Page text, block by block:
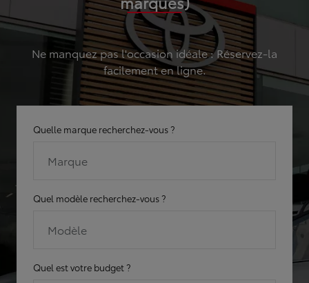
Ne manquez pas l'occasion idéale : Réservez-la
facilement en ligne.
Quelle marque recherchez-vous ?
Marque
Quel modèle recherchez-vous ?
Modèle
Quel est votre budget ?